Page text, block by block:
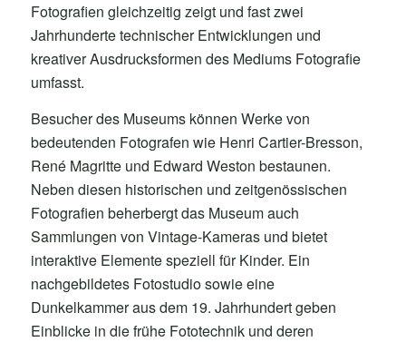
Fotografien gleichzeitig zeigt und fast zwei
Jahrhunderte technischer Entwicklungen und
kreativer Ausdrucksformen des Mediums Fotografie
umfasst.
Besucher des Museums können Werke von
bedeutenden Fotografen wie Henri Cartier-Bresson,
René Magritte und Edward Weston bestaunen.
Neben diesen historischen und zeitgenössischen
Fotografien beherbergt das Museum auch
Sammlungen von Vintage-Kameras und bietet
interaktive Elemente speziell für Kinder. Ein
nachgebildetes Fotostudio sowie eine
Dunkelkammer aus dem 19. Jahrhundert geben
Einblicke in die frühe Fototechnik und deren